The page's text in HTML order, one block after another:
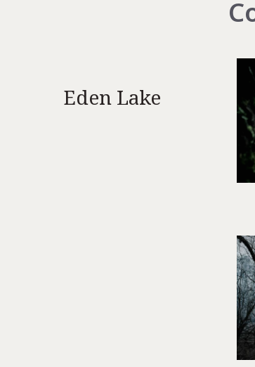
Eden Lake